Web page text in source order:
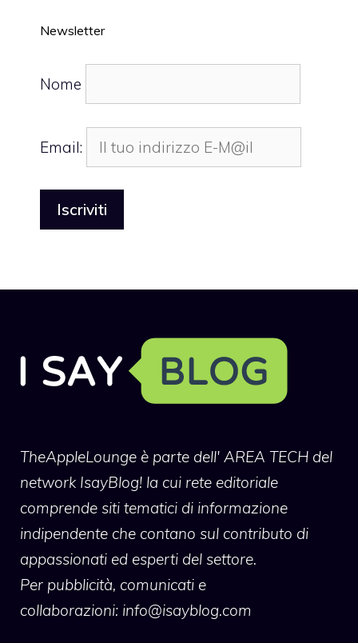
Newsletter
Nome
Email:
TheAppleLounge è parte dell' AREA TECH del
network IsayBlog! la cui rete editoriale
comprende siti tematici di informazione
indipendente che contano sul contributo di
appassionati ed esperti del settore.
Per pubblicità, comunicati e
collaborazioni: info@isayblog.com